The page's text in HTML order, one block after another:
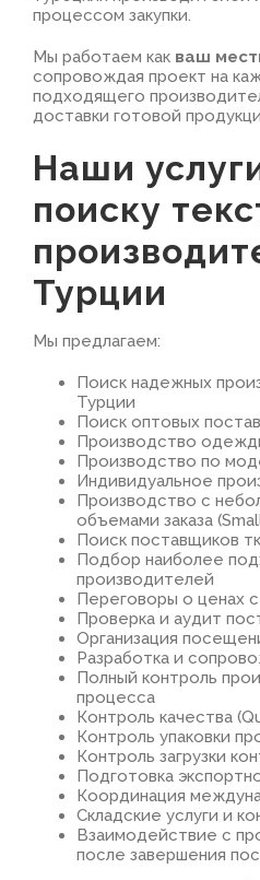
процессом закупки.
Мы работаем как ваш
сопровождая проект на
подходящего
доставки готовой
Наши
поиску
Турции
Мы предлагаем:
Поиск надежных
Турции
Поиск оптовых
Производство
Производство по
Индивидуальное
Производство с
объемами заказа
Поиск поставщиков
Подбор наиболее
производителей
Переговоры о ценах
Проверка и аудит
Организация
Разработка и
Полный контроль
процесса
Контроль качества
Контроль упаковки
Контроль загрузки
Подготовка
Координация
Складские услуги и
Взаимодействие с
после завершения